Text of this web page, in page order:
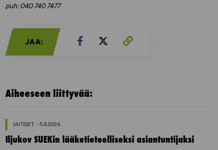
puh: 040 740 7477
JAA:
Aiheeseen liittyvää:
UUTISET - 5.8.2026
Iljukov SUEKin lääketieteelliseksi asiantuntijaksi